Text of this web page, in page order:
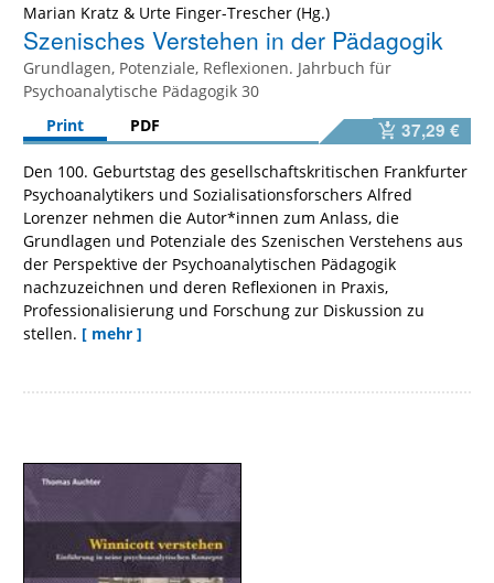
Marian Kratz & Urte Finger-Trescher
Szenisches Verstehen in der Pädagogik
Grundlagen, Potenziale, Reflexionen. Jahrbuch für
Psychoanalytische Pädagogik 30
Print
PDF 37,29 €
Den 100. Geburtstag des gesellschaftskritischen Frankfurter
Psychoanalytikers und Sozialisationsforschers Alfred
Lorenzer nehmen die Autor*innen zum Anlass, die
Grundlagen und Potenziale des Szenischen Verstehens aus
der Perspektive der Psychoanalytischen Pädagogik
nachzuzeichnen und deren Reflexionen in Praxis,
Professionalisierung und Forschung zur Diskussion zu
stellen. [ mehr ]